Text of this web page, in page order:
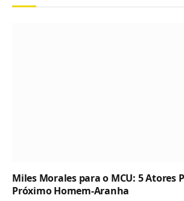
Miles Morales para o MCU: 5 Atores
Próximo Homem-Aranha